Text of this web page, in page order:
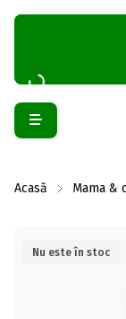
Acasă Mama &
Nu este în stoc